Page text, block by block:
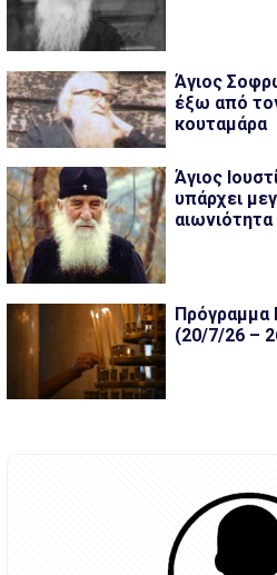
Άγιος
έξω από
κουταμάρα
Άγιος
υπάρχει
Πρόγραμμα
(20/7/26 –